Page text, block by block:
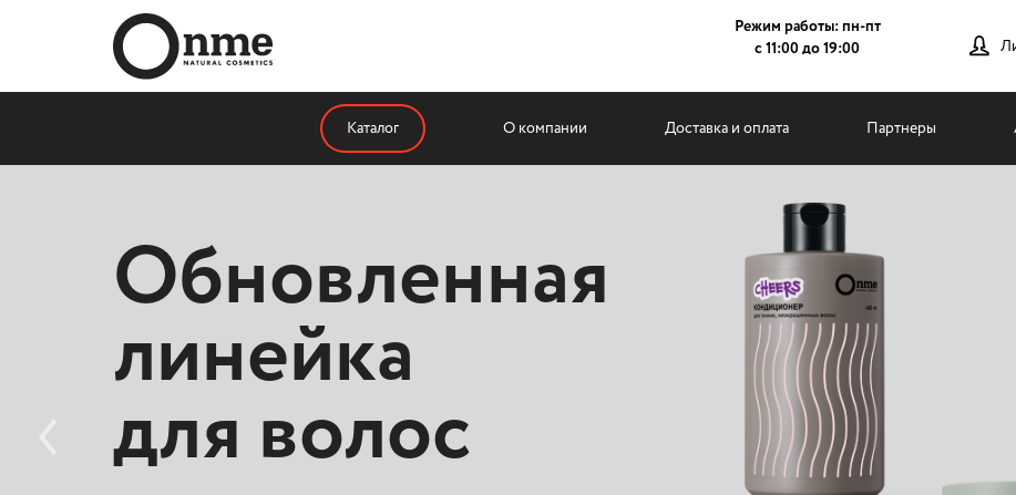
Режим работы: пн-пт
с 11:00 до 19:00
Каталог О компании Доставка и оплата Партнеры
Обновленная
линейка
для волос